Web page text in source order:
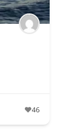
46